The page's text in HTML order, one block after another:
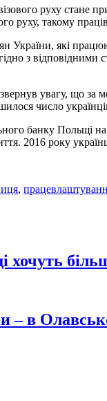
руху
руху, такому
України, які
з
увагу, що
число
банку Польщі
2016 року
,
– в